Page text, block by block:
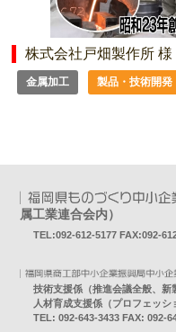
株式会社戸畑製作所 様
金属加工 製品・技術開発
属工業連合会内）
TEL:092-612-5177 FAX:092-
技術支援係（推進会議全般、新
人材育成支援係（プロフェッシ
TEL: 092-643-3433 FAX: 092-